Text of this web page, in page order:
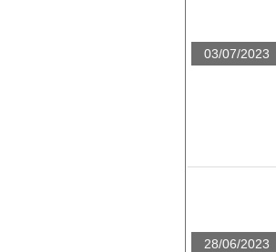
03/07/2023
28/06/2023